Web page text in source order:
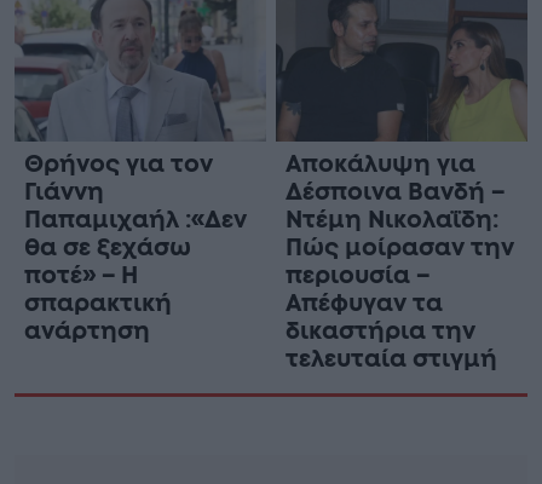
Θρήνος για τον
Γιάννη
Παπαμιχαήλ :«Δεν
θα σε ξεχάσω
ποτέ» – Η
σπαρακτική
ανάρτηση
Αποκάλυψη για
Δέσποινα Βανδή –
Ντέμη Νικολαΐδη:
Πώς μοίρασαν την
περιουσία –
Απέφυγαν τα
δικαστήρια την
τελευταία στιγμή